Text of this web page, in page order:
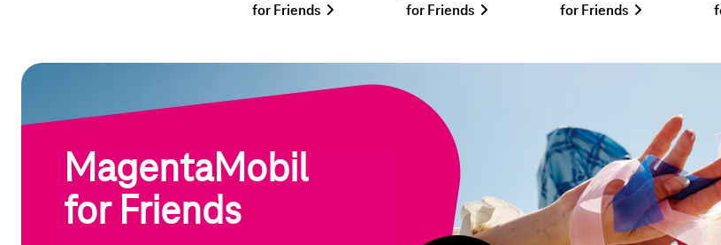
for Friends
for Friends
for Friends
MagentaMobil
for Friends